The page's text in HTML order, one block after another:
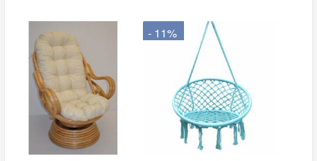
- 11%